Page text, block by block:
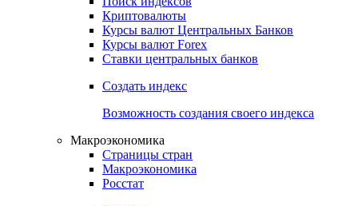
Получить доступ
Индикаторы рынка
Поиск индексов
Курсы валют Центральных Банков
Ставки центральных банков
Создать индекс
Возможность создания своего индекса